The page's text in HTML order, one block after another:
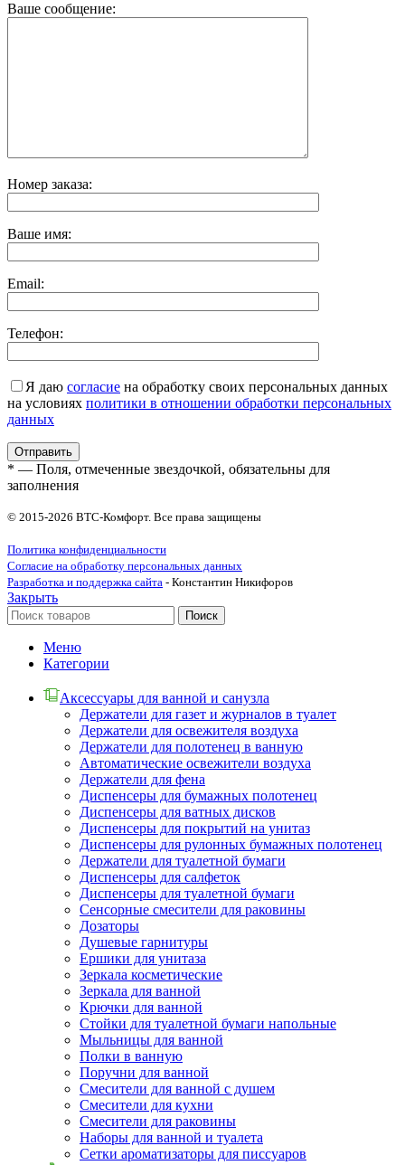
Ваше сообщение:
Номер заказа:
Ваше имя:
Email:
Телефон:
Я даю согласие на обработку своих персональных данных
на условиях политики в отношении обработки персональных
данных
* — Поля, отмеченные звездочкой, обязательны для
заполнения
© 2015-2026 ВТС-Комфорт. Все права защищены
Политика конфиденциальности
Согласие на обработку персональных данных
Разработка и поддержка сайта - Константин Никифоров
Закрыть
Поиск
Меню
Категории
Аксессуары для ванной и санузла
Держатели для газет и журналов в туалет
Держатели для освежителя воздуха
Держатели для полотенец в ванную
Автоматические освежители воздуха
Держатели для фена
Диспенсеры для бумажных полотенец
Диспенсеры для ватных дисков
Диспенсеры для покрытий на унитаз
Диспенсеры для рулонных бумажных полотенец
Держатели для туалетной бумаги
Диспенсеры для салфеток
Диспенсеры для туалетной бумаги
Сенсорные смесители для раковины
Дозаторы
Душевые гарнитуры
Ершики для унитаза
Зеркала косметические
Зеркала для ванной
Крючки для ванной
Стойки для туалетной бумаги напольные
Мыльницы для ванной
Полки в ванную
Поручни для ванной
Смесители для ванной с душем
Смесители для кухни
Смесители для раковины
Наборы для ванной и туалета
Сетки ароматизаторы для писсуаров